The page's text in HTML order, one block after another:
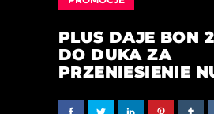
PLUS DAJE BON
DO DUKA ZA
PRZENIESIENIE